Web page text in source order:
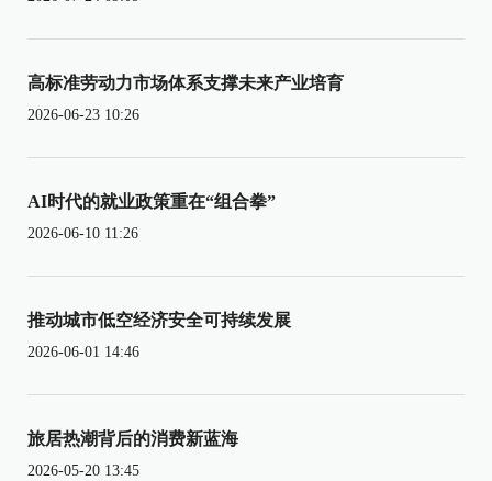
高标准劳动力市场体系支撑未来产业培育
2026-06-23 10:26
AI时代的就业政策重在“组合拳”
2026-06-10 11:26
推动城市低空经济安全可持续发展
2026-06-01 14:46
旅居热潮背后的消费新蓝海
2026-05-20 13:45